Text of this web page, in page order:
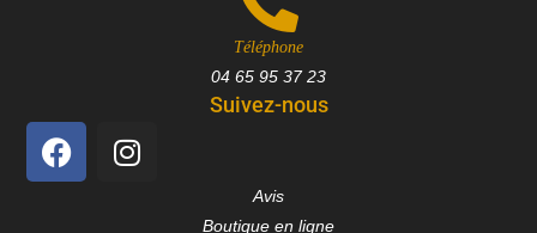
Téléphone
04 65 95 37 23
Suivez-nous
Avis
Boutique en ligne